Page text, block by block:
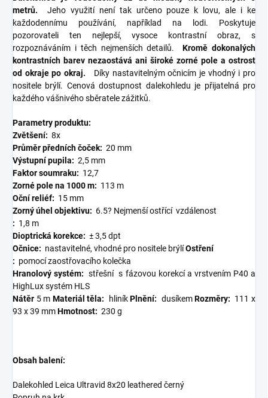
metrů.
Jeho využití není tak určeno pouze k lovu, ale i ke
každodennímu používání, například na lodi. Poskytuje
pozorovateli ten nejlepší, vysoce kontrastní obraz, s
rozpoznáváním i těch nejmenších detailů.
Kromě dokonalých
kontrastních barev nezaostává ani široké zorné pole a ostrost
od okraje po okraj.
Díky nastavitelným očnicím je vhodný i pro
nositele brýlí. Cenová dostupnost dalekohledu je přijatelná pro
každého vášnivého sběratele zážitků.
Parametry produktu:
Zvětšení: 8x
Průměr předních čoček: 20 mm
Výstupní pupila: 2,5 mm
Faktor soumraku: 12,7
Zorné pole na 1000 m: 113 m
Oční reliéf: 15 mm
Zorný úhel objektivu: 6.5? Nejmenší ostřící vzdálenost
: 1,8 m
Dioptrická korekce: ± 3,5 dpt
Očnice: nastavitelné, vhodné pro nositele brýlíOstření
: pomocí zaostřovacího kolečka
Hranolový systém: střešní s fázovou korekcí a vrstvením P40 a
HighLux systém HLS
Nátěr 5 m Materiál těla: hliník Plnění: dusíkem Rozměry: 111 x
93 x 39 mmHmotnost: 230 g
Obsah balení:
Dalekohled Leica Ultravid 8x20 leathered černý